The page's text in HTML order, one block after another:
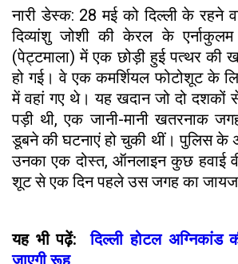
नारी डेस्क: 28 मई को दिल्ली के रहने
दिव्यांशु जोशी की केरल के
(पेट्टमाला) में एक छोड़ी हुई पत्थर की
हो गई। वे एक कमर्शियल फोटोशूट के
में वहां गए थे। यह खदान जो दो दशकों
पड़ी थी, एक जानी-मानी खतरनाक
डूबने की घटनाएं हो चुकी थीं। पुलिस के
उनका एक दोस्त, ऑनलाइन कुछ हवाई
शूट से एक दिन पहले उस जगह का
यह भी पढ़ें:दिल्ली होटल अग्निकांड
जाएगी रूह